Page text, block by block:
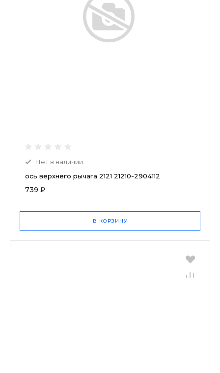
Нет в наличии
ось верхнего рычага 2121 21210-2904112
739 ₽
В КОРЗИНУ